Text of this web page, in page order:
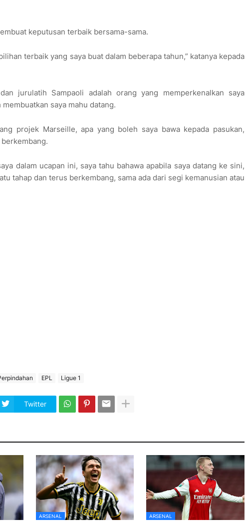
keputusan terbaik bersama-sama.
terbaik yang saya buat dalam beberapa tahun,” katanya kepada
jurulatih Sampaoli adalah orang yang memperkenalkan saya
saya mahu datang.
projek Marseille, apa yang boleh saya bawa kepada pasukan,
berkembang.
dalam ucapan ini, saya tahu bahawa apabila saya datang ke sini,
tahap dan terus berkembang, sama ada dari segi kemanusian atau
EPL Ligue 1
Twitter
ARSENAL ARSENAL